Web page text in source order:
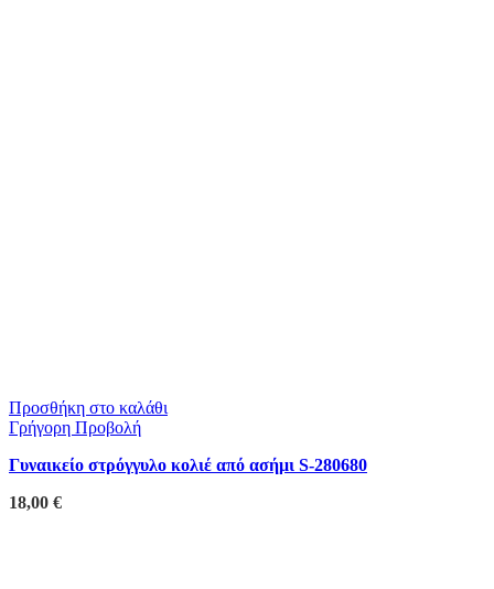
Προσθήκη στο καλάθι
Γρήγορη Προβολή
Γυναικείο στρόγγυλο κολιέ από ασήμι S-280680
18,00 €